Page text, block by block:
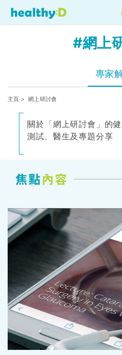
#網上
專家
主頁 > 網上研討會
關於「網上研討會」的
測試、醫生及專題分享